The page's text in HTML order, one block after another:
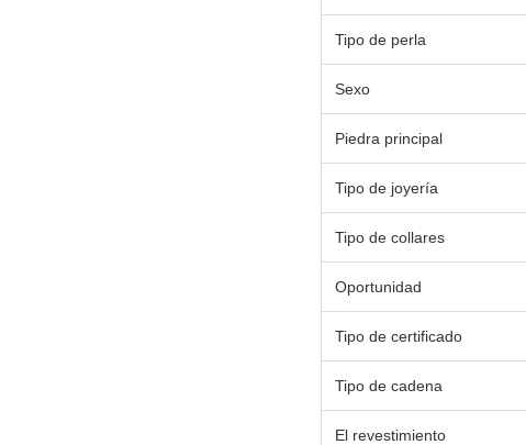
Tipo de perla
Sexo
Piedra principal
Tipo de joyería
Tipo de collares
Oportunidad
Tipo de certificado
Tipo de cadena
El revestimiento